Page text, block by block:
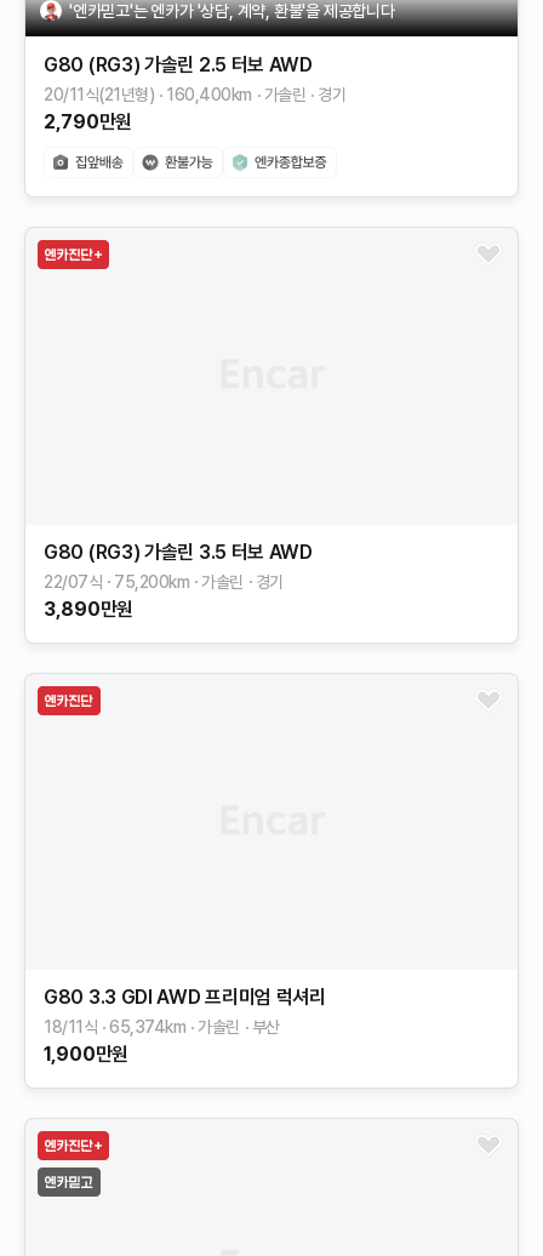
'엔카믿고'는 엔카가 '상담, 계약, 환불'을 제공합니다
G80 (RG3) 가솔린 2.5 터보 AWD
20/11식(21년형) 160,400km 가솔린 경기
2,790만원
G80 (RG3) 가솔린 3.5 터보 AWD
22/07식 75,200km 가솔린 경기
3,890만원
G80 3.3 GDI AWD 프리미엄 럭셔리
18/11식 65,374km 가솔린 부산
1,900만원